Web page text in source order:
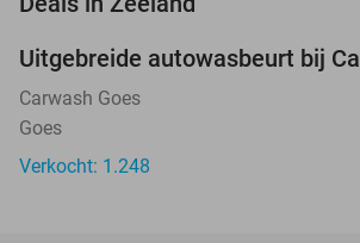
Uitgebreide autowasbeurt bij
Carwash Goes
Goes
Verkocht: 1.248